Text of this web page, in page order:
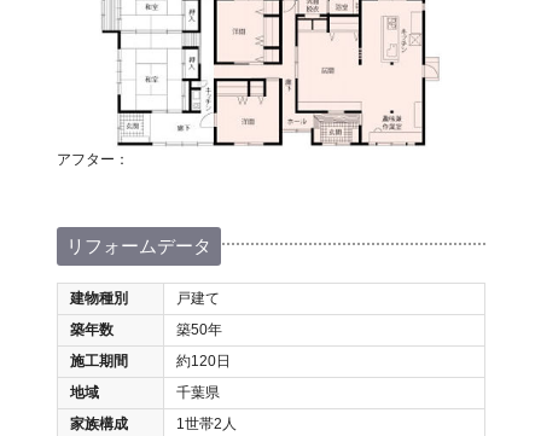
アフター：
リフォームデータ
建物種別
戸建て
築年数
築50年
施工期間
約120日
地域
千葉県
家族構成
1世帯2人